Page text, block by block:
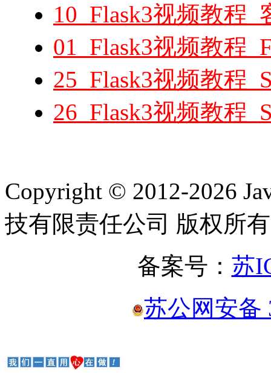
10_Flask3视频教程
01_Flask3视频教程
25_Flask3视频教程
26_Flask3视频教程
Copyright © 2012-2026
技有限责任公司 版权所有
备案号： 苏
苏公网安备